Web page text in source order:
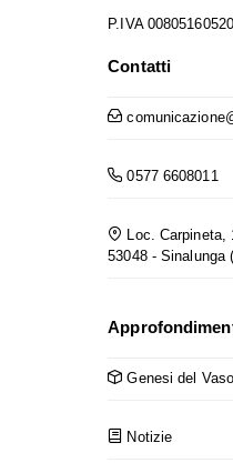
P.IVA 00805160520
Contatti
0577 6608011
Loc. Carpineta,
53048 - Sinalunga
Genesi del Vaso
Notizie